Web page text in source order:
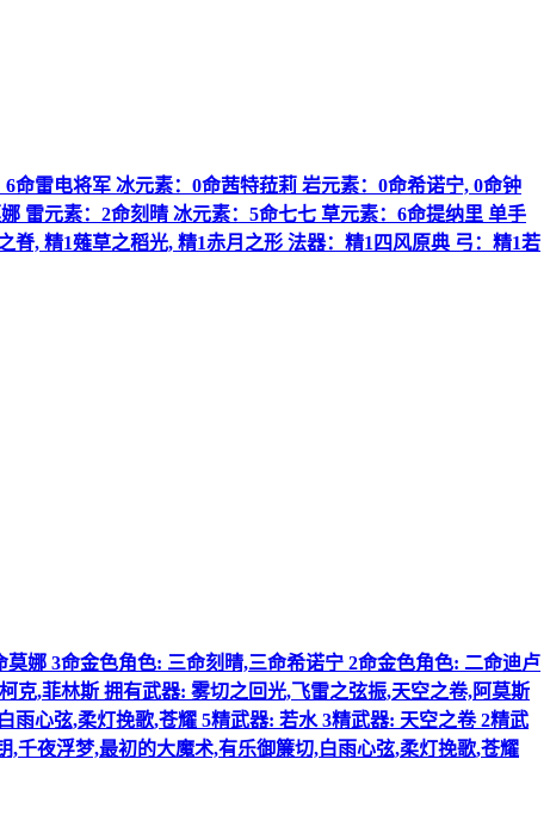
命雷电将军 冰元素：0命茜特菈莉 岩元素：0命希诺宁, 0命钟
雷元素：2命刻晴 冰元素：5命七七 草元素：6命提纳里 单手
, 精1薙草之稻光, 精1赤月之形 法器：精1四风原典 弓：精1若
娜 3命金色角色: 三命刻晴,三命希诺宁 2命金色角色: 二命迪卢
克,菲林斯 拥有武器: 雾切之回光,飞雷之弦振,天空之卷,阿莫斯
心弦,柔灯挽歌,苍耀 5精武器: 若水 3精武器: 天空之卷 2精武
千夜浮梦,最初的大魔术,有乐御簾切,白雨心弦,柔灯挽歌,苍耀